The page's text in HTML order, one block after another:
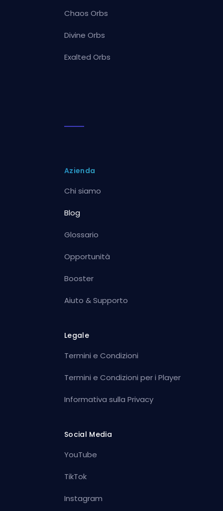
Chaos Orbs
Divine Orbs
Exalted Orbs
Azienda
Chi siamo
Blog
Glossario
Opportunità
Booster
Aiuto & Supporto
Legale
Termini e Condizioni
Termini e Condizioni per i Player
Informativa sulla Privacy
Social Media
YouTube
TikTok
Instagram